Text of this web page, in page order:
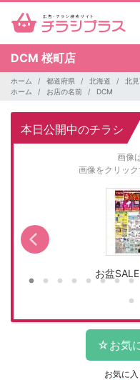
DCM 桜町店
ホーム 都道府県 北海道
北
ホーム
お店の名前 DCM
本日公開中のチラシ
画像
画像をクリック
お盆
お気に